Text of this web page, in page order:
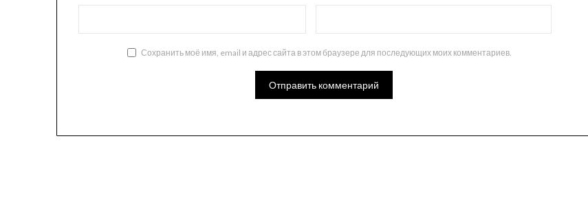
Сохранить моё имя, email и адрес сайта в этом браузере для последующих моих комментариев.